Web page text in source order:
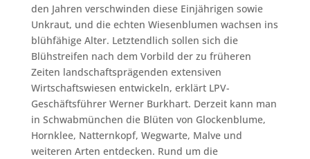
den Jahren verschwinden diese Einjährigen sowie
Unkraut, und die echten Wiesenblumen wachsen ins
blühfähige Alter. Letztendlich sollen sich die
Blühstreifen nach dem Vorbild der zu früheren
Zeiten landschaftsprägenden extensiven
Wirtschaftswiesen entwickeln, erklärt LPV-
Geschäftsführer Werner Burkhart. Derzeit kann man
in Schwabmünchen die Blüten von Glockenblume,
Hornklee, Natternkopf, Wegwarte, Malve und
weiteren Arten entdecken. Rund um die